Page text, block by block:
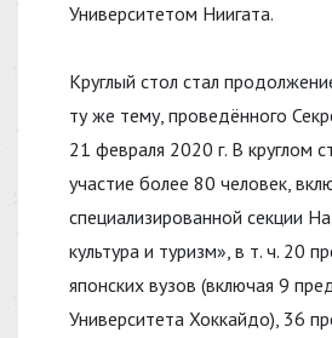
Университетом Ниигата.
Круглый стол стал
ту же тему, проведённого
21 февраля 2020 г. В круглом
участие более 80 человек,
специализированной секции
культура и туризм», в т. ч. 20
японских вузов (включая 9
Университета Хоккайдо), 36